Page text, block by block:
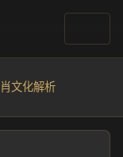
文化解析